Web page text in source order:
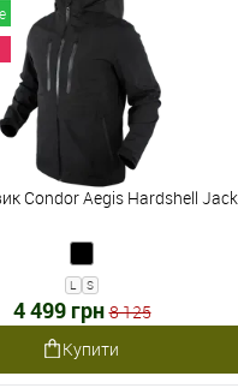
Condor Aegis Hardshell
L S
4 499 грн 8 125
Купити